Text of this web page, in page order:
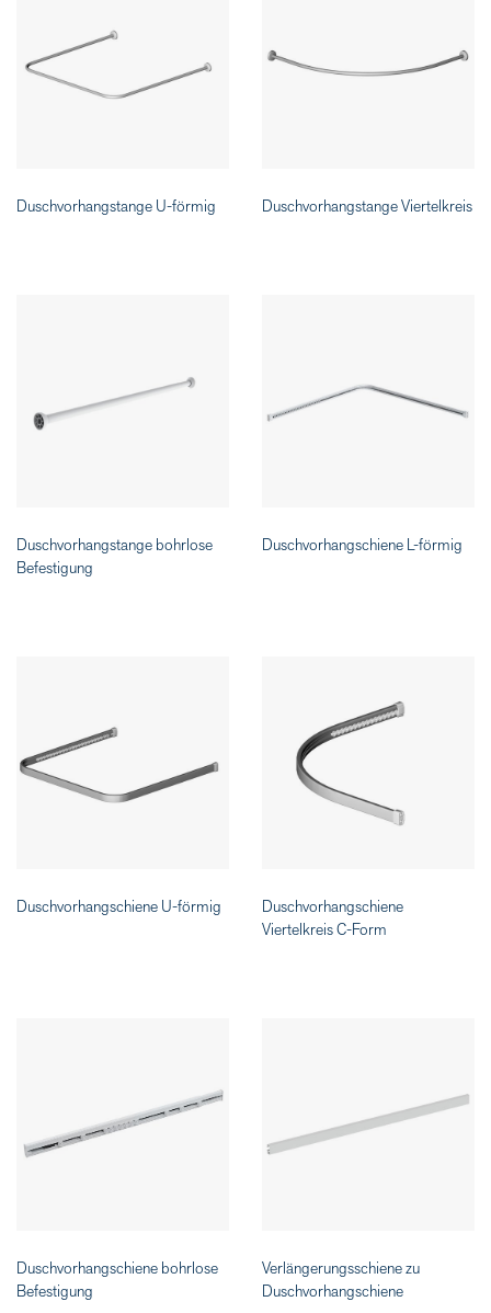
Duschvorhangstange U-förmig Duschvorhangstange Viertelkreis
Duschvorhangstange bohrlose
Befestigung
Duschvorhangschiene L-förmig
Duschvorhangschiene U-förmig
Duschvorhangschiene
Viertelkreis C-Form
Duschvorhangschiene bohrlose
Befestigung
Verlängerungsschiene zu
Duschvorhangschiene